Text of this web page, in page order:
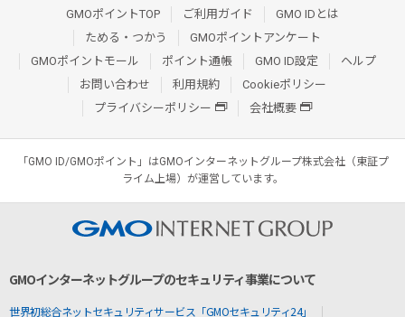
GMOポイントTOP ご利用ガイド
GMO IDとは
ためる・つかう
GMOポイントアンケート
GMOポイントモール
ポイント通帳 GMO ID設定
ヘルプ
お問い合わせ
利用規約
Cookieポリシー
プライバシーポリシー
会社概要
「GMO ID/GMOポイント」はGMOインターネットグループ株式会社（東証プ
ライム上場）が運営しています。
GMOインターネットグループのセキュリティ事業について
世界初総合ネットセキュリティサービス「GMOセキュリティ24」